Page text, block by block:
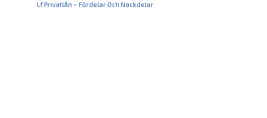
Lf Privatlån – Fördelar Och Nackdelar